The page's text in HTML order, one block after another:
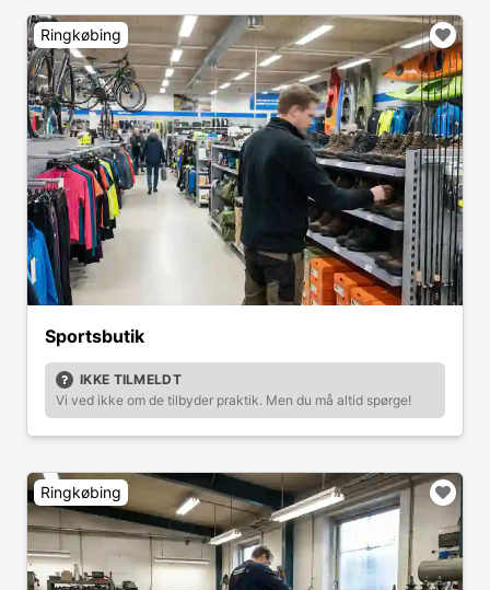
Ringkøbing
Sportsbutik
IKKE TILMELDT
Vi ved ikke om de tilbyder praktik. Men du må altid spørge!
Ringkøbing